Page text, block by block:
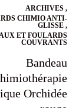
ARCHIVES ,
CHIMIO ANTI-
GLISSE ,
ET FOULARDS
COUVRANTS
Bandeau
Orchidée